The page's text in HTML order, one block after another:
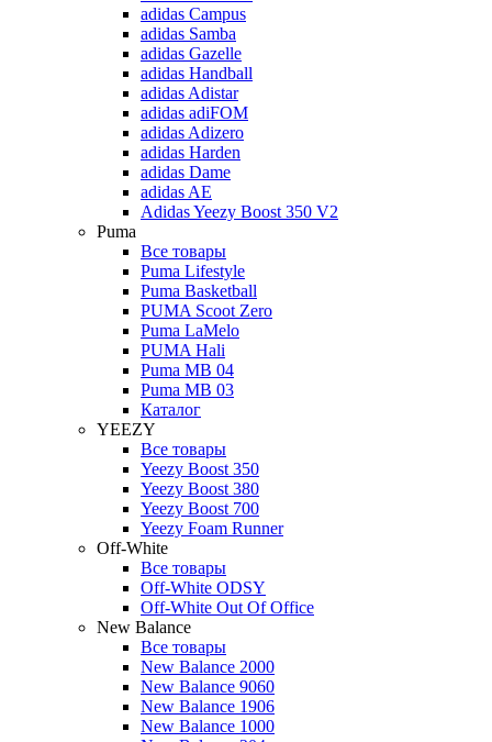
adidas Campus
adidas Samba
adidas Gazelle
adidas Handball
adidas Adistar
adidas adiFOM
adidas Adizero
adidas Harden
adidas Dame
adidas AE
Adidas Yeezy Boost 350 V2
Puma
Все товары
Puma Lifestyle
Puma Basketball
PUMA Scoot Zero
Puma LaMelo
PUMA Hali
Puma MB 04
Puma MB 03
Каталог
YEEZY
Все товары
Yeezy Boost 350
Yeezy Boost 380
Yeezy Boost 700
Yeezy Foam Runner
Off-White
Все товары
Off-White ODSY
Off-White Out Of Office
New Balance
Все товары
New Balance 2000
New Balance 9060
New Balance 1906
New Balance 1000